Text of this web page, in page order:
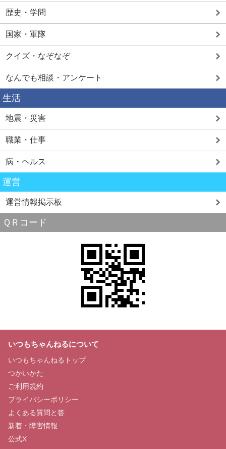
歴史・学問
国家・軍隊
クイズ・なぞなぞ
なんでも相談・アンケート
生活
地震・災害
職業・仕事
病・ヘルス
運営
運営情報掲示板
ＱＲコード
いつもちゃんねるについて
いつもちゃんねるトップ
つかいかた
ご利用規約
プライバシーポリシー
よくある質問と答
新着・障害情報
公式X